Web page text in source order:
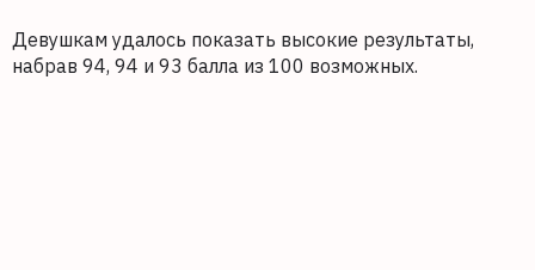
Девушкам удалось показать высокие результаты,
набрав 94, 94 и 93 балла из 100 возможных.